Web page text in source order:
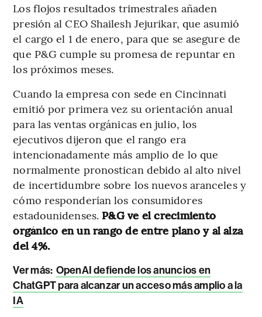
Los flojos resultados trimestrales añaden
presión al CEO Shailesh Jejurikar, que asumió
el cargo el 1 de enero, para que se asegure de
que P&G cumple su promesa de repuntar en
los próximos meses.
Cuando la empresa con sede en Cincinnati
emitió por primera vez su orientación anual
para las ventas orgánicas en julio, los
ejecutivos dijeron que el rango era
intencionadamente más amplio de lo que
normalmente pronostican debido al alto nivel
de incertidumbre sobre los nuevos aranceles y
cómo responderían los consumidores
estadounidenses. P&G ve el crecimiento
orgánico en un rango de entre plano y al alza
del 4%.
Ver más: OpenAI defiende los anuncios en
ChatGPT para alcanzar un acceso más amplio a la
IA